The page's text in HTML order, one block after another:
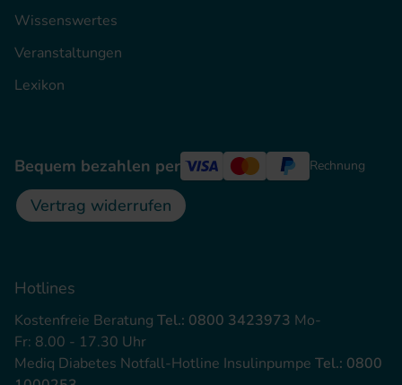
Wissenswertes
Veranstaltungen
Lexikon
Bequem bezahlen per Rechnung
Vertrag widerrufen
Hotlines
Kostenfreie Beratung Tel.: 0800 3423973 Mo-
Fr: 8.00 - 17.30 Uhr
Mediq Diabetes Notfall-Hotline Insulinpumpe Tel.: 0800